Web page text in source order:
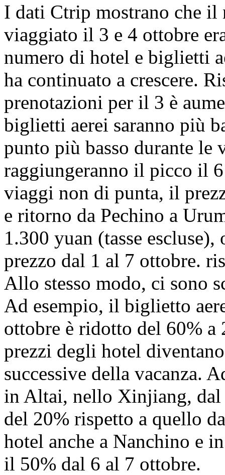
I dati Ctrip mostrano che
viaggiato il 3 e 4 ottobre
numero di hotel e biglietti
ha continuato a crescere.
prenotazioni per il 3 è
biglietti aerei saranno più
punto più basso durante le
raggiungeranno il picco il
viaggi non di punta, il
e ritorno da Pechino a
1.300 yuan (tasse
prezzo dal 1 al 7 ottobre.
Allo stesso modo, ci sono
Ad esempio, il biglietto
ottobre è ridotto del 60% a
prezzi degli hotel
successive della vacanza.
in Altai, nello Xinjiang, dal
del 20% rispetto a quello
hotel anche a Nanchino e
il 50% dal 6 al 7 ottobre.